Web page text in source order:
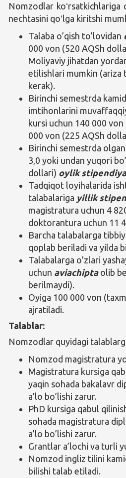
Nomzodlar
nechtasini qoʻlga kiritshi
Talaba o’qish to’lovidan
000 von (520 AQSh
Moliyaviy jihatdan
etilishlari mumkin (ariza
kerak).
Birinchi semestrda
imtihonlarini
kursi uchun 140 000
000 von (225 AQSh
Birinchi semestrda
3,0 yoki undan yuqori
dollari) oylik
Tadqiqot loyihalarida
talabalariga yillik
magistratura uchun 4
doktorantura uchun 11
Barcha talabalarga tibbiy
qoplab beriladi va yilda
Talabalarga o’zlari
uchun aviachiptaolib
berilmaydi).
Oyiga 100 000 von
ajratiladi.
Talablar:
Nomzodlar quyidagi
Nomzod magistratura
Magistratura kursiga
yaqin sohada bakalavr
a’lo bo’lishi zarur.
PhD kursiga qabul
sohada magistratura
a’lo bo’lishi zarur.
Grantlar a’lochi va turli
Nomzod ingliz tilini
bilishi talab etiladi.